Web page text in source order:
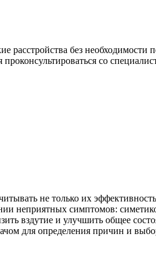
без необходимости
со
не только их
неприятных симптомов:
вздутие и улучшить общее
для определения причин и